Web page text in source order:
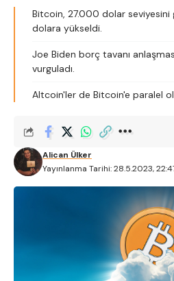
Bitcoin, 27.000 dolar seviyesini
dolara yükseldi.
Joe Biden borç tavanı
vurguladı.
Altcoin'ler de Bitcoin'e paralel
Yayınlanma Tarihi: 28.5.2023,
Alican Ülker